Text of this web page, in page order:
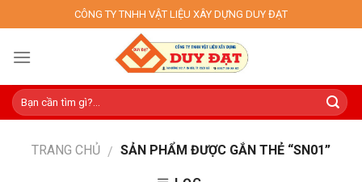
to
content
CÔNG TY TNHH VẬT LIỆU XÂY DỰNG DUY ĐẠT
TRANG CHỦ / SẢN PHẨM ĐƯỢC GẮN THẺ “SN01”